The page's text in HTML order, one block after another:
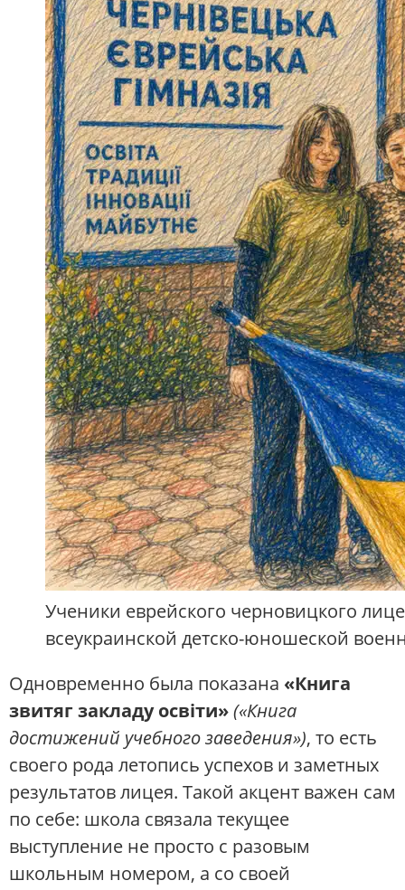
Ученики еврейского черновицкого
всеукраинской детско-юношеской
Одновременно была показана «Книга
звитяг закладу освіти»(«Книга
достижений учебного заведения»), то есть
своего рода летопись успехов и заметных
результатов лицея. Такой акцент важен сам
по себе: школа связала текущее
выступление не просто с разовым
школьным номером, а со своей